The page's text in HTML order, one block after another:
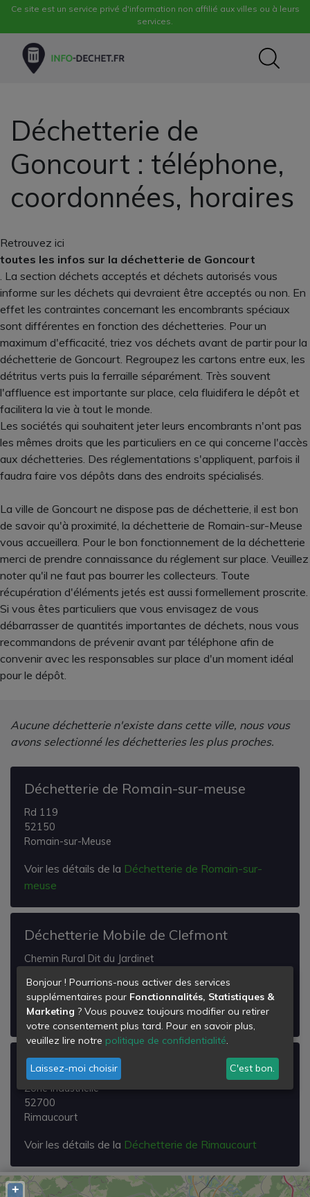
Ce site est un service privé d'information non affilié aux villes ou à leurs
services.
Déchetterie de
Goncourt : téléphone,
coordonnées, horaires
Retrouvez ici
toutes les infos sur la déchetterie de Goncourt
. La section déchets acceptés et déchets autorisés vous
informe sur les déchets qui devraient être acceptés ou non. En
effet les contraintes concernant les encombrants spéciaux
sont différentes en fonction des déchetteries. Pour un
maximum d'efficacité, triez vos déchets avant de partir pour la
déchetterie de Goncourt. Regroupez les cartons entre eux, les
détritus verts puis la ferraille séparément. Très souvent
l'affluence est importante sur place, cela fluidifera le dépôt et
facilitera la vie à tout le monde.
Les sociétés qui souhaitent jeter leurs encombrants n'ont pas
les mêmes droits que les particuliers en ce qui concerne l'accès
aux déchetteries. Des réglementations s'appliquent, parfois il
faudra faire vos dépôts dans des endroits spécialisés.
La ville de Goncourt ne dispose pas de déchetterie, il est bon
de savoir qu'à proximité, la déchetterie de Romain-sur-Meuse
vous accueillera. Pour le bon fonctionnement de la déchetterie
merci de prendre connaissance du réglement sur place. Veuillez
noter qu'il ne faut pas bourrer les collecteurs. Toute
récupération d'éléments jetés est aussi formellement proscrite.
Si vous êtes particuliers que vous envisagez de vous
débarrasser de quantités importantes de déchets, nous vous
recommandons de prévenir avant par téléphone afin de
convenir avec les responsables sur place d'un moment idéal
pour le dépôt.
Aucune déchetterie n'existe dans cette ville, nous vous
avons selectionné les déchetteries les plus proches.
Déchetterie de Romain-sur-meuse
Rd 119
52150
Romain-sur-Meuse
Voir les détails de la Déchetterie de Romain-sur-
meuse
Déchetterie Mobile de Clefmont
Chemin Rural Dit du Jardinet
Clefmont
Voir les détails de laDéchetterie Mobile de Clefmont
Déchetterie de Rimaucourt
Zone Industrielle
52700
Rimaucourt
Voir les détails de la Déchetterie de Rimaucourt
+
Bonjour ! Pourrions-nous activer des services
supplémentaires pour Fonctionnalités, Statistiques &
Marketing ? Vous pouvez toujours modifier ou retirer
votre consentement plus tard. Pour en savoir plus,
veuillez lire notre politique de confidentialité.
Laissez-moi choisir C'est bon.